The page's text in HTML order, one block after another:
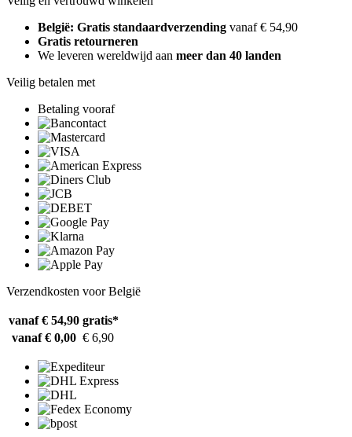
België: Gratis standaardverzending vanaf € 54,90
Gratis retourneren
We leveren wereldwijd aan meer dan 40 landen
Veilig betalen met
Betaling vooraf
Verzendkosten voor België
vanaf € 54,90 gratis*
vanaf € 0,00 € 6,90